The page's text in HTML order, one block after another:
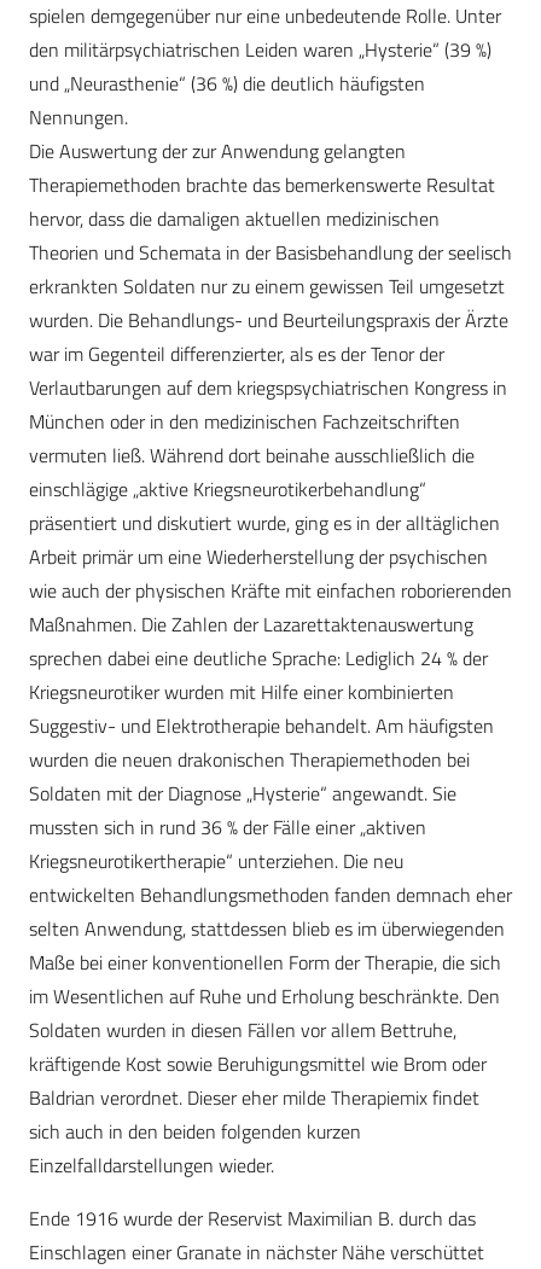
spielen demgegenüber nur eine unbedeutende Rolle. Unter
den militärpsychiatrischen Leiden waren „Hysterie“ (39 %)
und „Neurasthenie“ (36 %) die deutlich häufigsten
Nennungen.
Die Auswertung der zur Anwendung gelangten
Therapiemethoden brachte das bemerkenswerte Resultat
hervor, dass die damaligen aktuellen medizinischen
Theorien und Schemata in der Basisbehandlung der seelisch
erkrankten Soldaten nur zu einem gewissen Teil umgesetzt
wurden. Die Behandlungs- und Beurteilungspraxis der Ärzte
war im Gegenteil differenzierter, als es der Tenor der
Verlautbarungen auf dem kriegspsychiatrischen Kongress in
München oder in den medizinischen Fachzeitschriften
vermuten ließ. Während dort beinahe ausschließlich die
einschlägige „aktive Kriegsneurotikerbehandlung“
präsentiert und diskutiert wurde, ging es in der alltäglichen
Arbeit primär um eine Wiederherstellung der psychischen
wie auch der physischen Kräfte mit einfachen roborierenden
Maßnahmen. Die Zahlen der Lazarettaktenauswertung
sprechen dabei eine deutliche Sprache: Lediglich 24 % der
Kriegsneurotiker wurden mit Hilfe einer kombinierten
Suggestiv- und Elektrotherapie behandelt. Am häufigsten
wurden die neuen drakonischen Therapiemethoden bei
Soldaten mit der Diagnose „Hysterie“ angewandt. Sie
mussten sich in rund 36 % der Fälle einer „aktiven
Kriegsneurotikertherapie“ unterziehen. Die neu
entwickelten Behandlungsmethoden fanden demnach eher
selten Anwendung, stattdessen blieb es im überwiegenden
Maße bei einer konventionellen Form der Therapie, die sich
im Wesentlichen auf Ruhe und Erholung beschränkte. Den
Soldaten wurden in diesen Fällen vor allem Bettruhe,
kräftigende Kost sowie Beruhigungsmittel wie Brom oder
Baldrian verordnet. Dieser eher milde Therapiemix findet
sich auch in den beiden folgenden kurzen
Einzelfalldarstellungen wieder.
Ende 1916 wurde der Reservist Maximilian B. durch das
Einschlagen einer Granate in nächster Nähe verschüttet